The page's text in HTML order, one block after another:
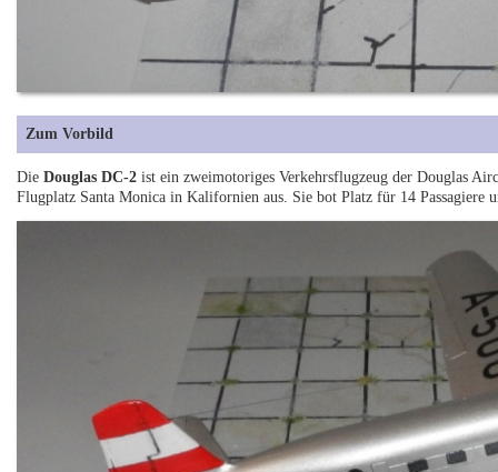
Zum Vorbild
DieDouglas DC-2 ist ein zweimotoriges Verkehrsflugzeug der Douglas
Flugplatz Santa Monica in Kalifornien aus. Sie bot Platz für 14